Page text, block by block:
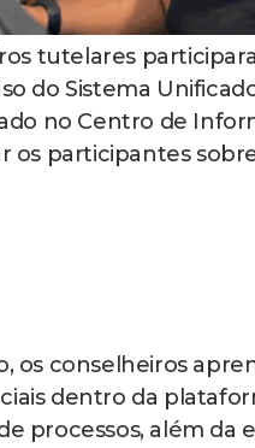
tutelares
do Sistema
no Centro de
os participantes
os conselheiros
dentro da
processos, além da